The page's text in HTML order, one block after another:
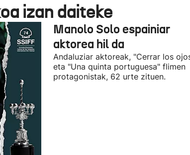
izan daiteke
Manolo Solo espainiar
aktorea hil da
Andaluziar aktoreak, "Cerrar los
eta "Una quinta portuguesa" flimen
protagonistak, 62 urte zituen.